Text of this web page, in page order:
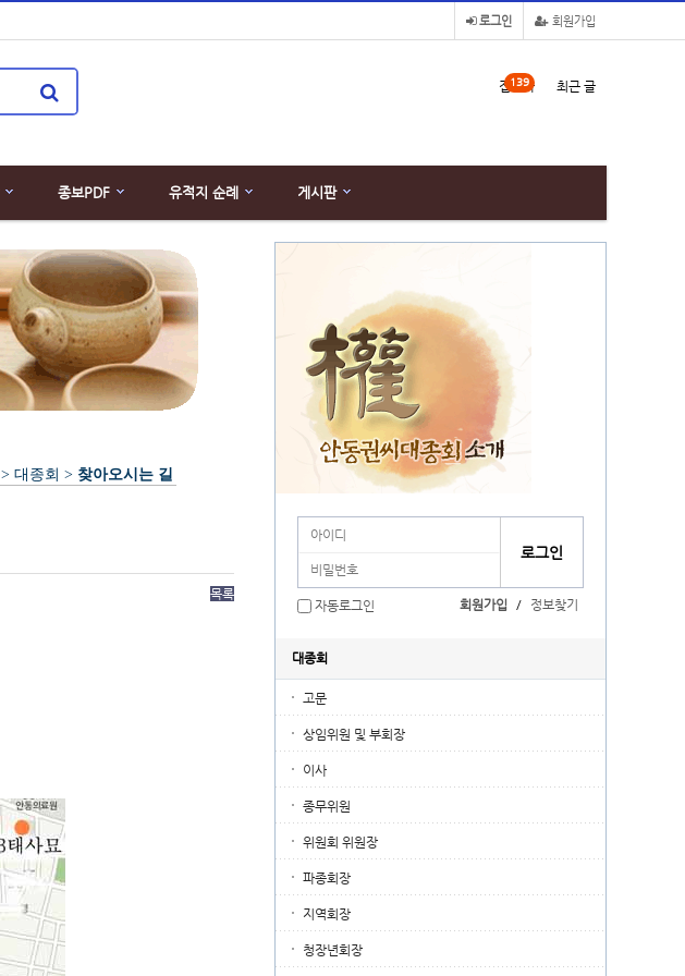
회원가입
로그인
접속자
139 최근 글
종보PDF 유적지 순례
게시판
> 대종회 > 찾아오시는 길
목록
자동로그인 회원가입 / 정보찾기
대종회
고문
상임위원 및 부회장
이사
종무위원
위원회 위원장
파종회장
지역회장
청장년회장